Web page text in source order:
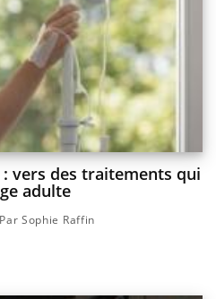
vers des traitements qui
adulte
Par Sophie Raffin